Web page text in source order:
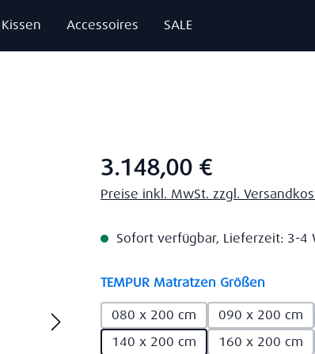
Kissen Accessoires SALE
Regulärer Preis:
3.148,00 €
Preise inkl. MwSt. zzgl.
Sofort verfügbar, Lieferzeit: 3-4
TEMPUR Matratzen Größen
080 x 200 cm
090 x 200 cm
140 x 200 cm
160 x 200 cm